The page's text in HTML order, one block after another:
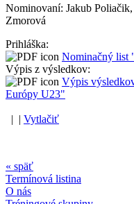
Nominovaní: Jakub
Zmorová
Prihláška:
Nominačný list
Výpis z výsledkov:
Výpis
Európy U23"
| | Vytlačiť
« späť
Termínová listina
O nás